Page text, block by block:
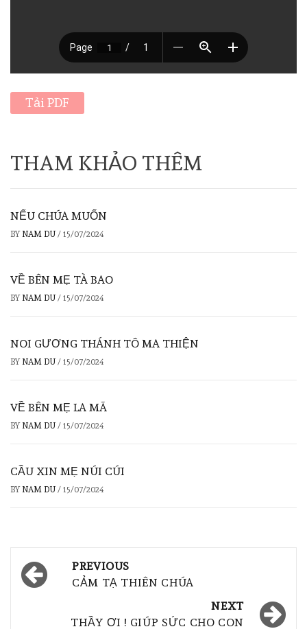
Tải PDF
THAM KHẢO THÊM
NẾU CHÚA MUỐN
BY NAM DU / 15/07/2024
VỀ BÊN MẸ TÀ BAO
BY NAM DU / 15/07/2024
NOI GƯƠNG THÁNH TÔ MA THIỆN
BY NAM DU / 15/07/2024
VỀ BÊN MẸ LA MÃ
BY NAM DU / 15/07/2024
CẦU XIN MẸ NÚI CÚI
BY NAM DU / 15/07/2024
PREVIOUS
CẢM TẠ THIÊN CHÚA
NEXT
THẦY ƠI ! GIÚP SỨC CHO CON